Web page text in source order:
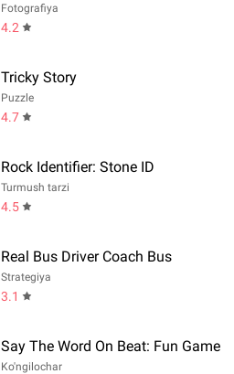
Fotografiya
4.2
Tricky Story
Puzzle
4.7
Rock Identifier: Stone ID
Turmush tarzi
4.5
Real Bus Driver Coach Bus
Strategiya
3.1
Say The Word On Beat: Fun Game
Ko'ngilochar